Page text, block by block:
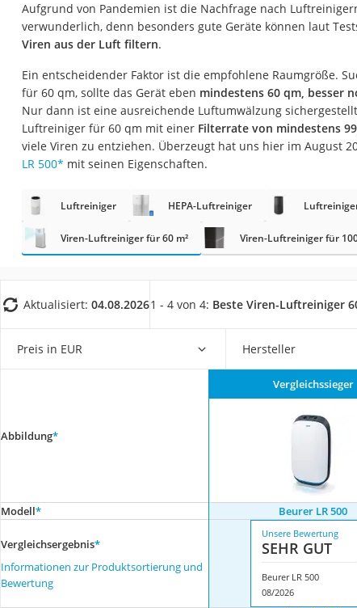
Außenleuchte
Akku-Tischlampe
Klappmatratze
Duschkopf mit
Bettgitter
Spannbettlaken
Topper 100 x 200
Service
Aufgrund von Pandemien ist die Nachfrage nach
verwunderlich, denn besonders gute Geräte können laut
Viren aus der Luft filtern.
Ein entscheidender Faktor ist die empfohlene Raumgröße.
für 60 qm, sollte das Gerät eben mindestens 60 qm, besser
Nur dann ist eine ausreichende Luftumwälzung
Luftreiniger für 60 qm mit einer Filterrate von mindestens
viele Viren zu entziehen. Überzeugt hat uns hier im August
LR 500* mit seinen Eigenschaften.
Luftreiniger HEPA-Luftreiniger
Viren-Luftreiniger für 60 m² Viren-Luftreiniger für
Aktualisiert: 04.08.20261 - 4 von 4: Beste Viren-Luftreiniger
Preis in EUR Hersteller
Abbildung*
Vergleichssieger
Modell* Beurer LR 500
Vergleichsergebnis*
Informationen zur Produktsortierung und
Bewertung
Unsere Bewertung
SEHR GUT
Beurer LR 500
08/2026